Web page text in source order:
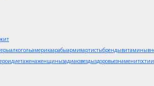
алкогольамерикаарабыармияартистыбрендывитамины
диетаженаженщинызадиакзвездыздоровьезнаменитости